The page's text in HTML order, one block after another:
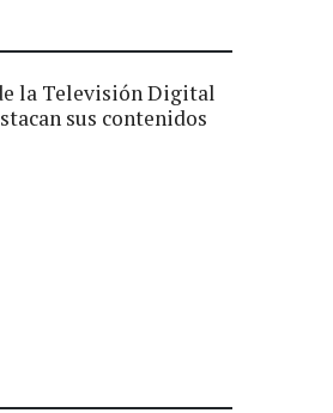
la Televisión Digital
sus contenidos